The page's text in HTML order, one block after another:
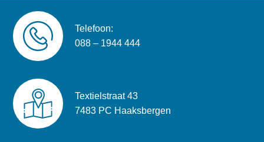
Telefoon:
088 – 1944 444
Textielstraat 43
7483 PC Haaksbergen